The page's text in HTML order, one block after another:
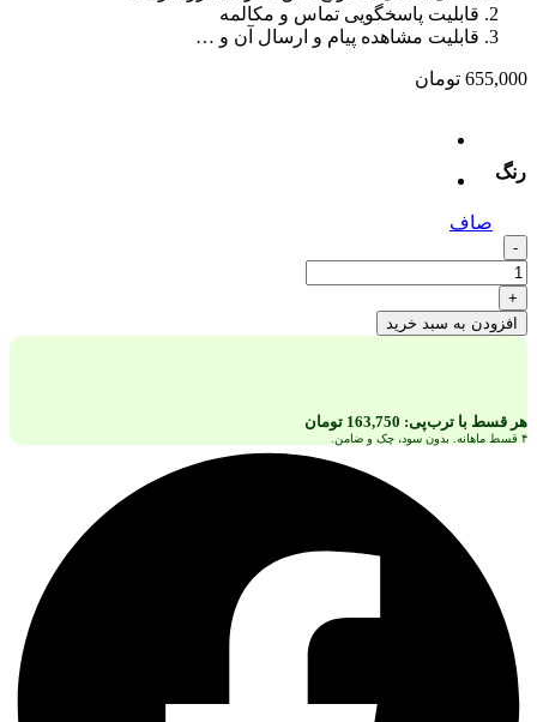
قابلیت پاسخگویی تماس و مکالمه
قابلیت مشاهده پیام و ارسال آن و …
تومان
صاف
افزودن به سبد خرید
قسط با ترب‌پی:163,750 تومان